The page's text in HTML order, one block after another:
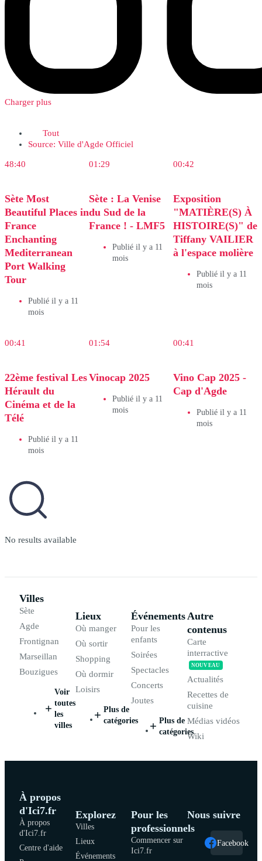
Charger plus
Tout
Source: Ville d'Agde Officiel
48:40
Sète Most
Beautiful Places in
France
Enchanting
Mediterranean
Port Walking
Tour
Publié il y a 11
mois
01:29
Sète : La Venise
du Sud de la
France ! - LMF5
Publié il y a 11
mois
00:42
Exposition
"MATIÈRE(S) À
HISTOIRE(S)" de
Tiffany VAILIER
à l'espace molière
Publié il y a 11
mois
00:41
22ème festival Les
Hérault du
Cinéma et de la
Télé
Publié il y a 11
mois
01:54
Vinocap 2025
Publié il y a 11
mois
00:41
Vino Cap 2025 -
Cap d'Agde
Publié il y a 11
mois
No results available
Villes
Sète
Agde
Frontignan
Marseillan
Bouzigues
Voir
toutes
les
villes
Lieux
Où manger
Où sortir
Shopping
Où dormir
Loisirs
Plus de
catégories
Événements
Pour les
enfants
Soirées
Spectacles
Concerts
Joutes
Plus de
catégories
Autre
contenus
Carte
interractive
NOUVEAU
Actualités
Recettes de
cuisine
Médias vidéos
Wiki
À propos
d'Ici7.fr
À propos
d'Ici7.fr
Centre d'aide
Explorez
Villes
Lieux
Événements
Pour les
professionnels
Commencer sur
Ici7.fr
Nous suivre
Facebook